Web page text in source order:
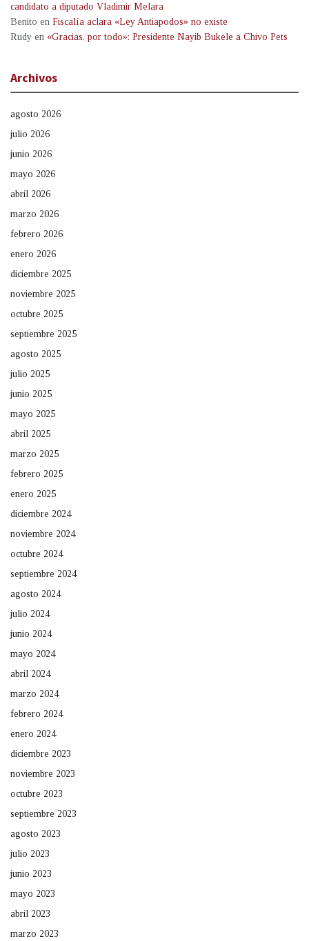
candidato a diputado Vladimir Melara
Benito en Fiscalía aclara «Ley Antiapodos» no existe
Rudy en «Gracias, por todo»: Presidente Nayib Bukele a Chivo Pets
Archivos
agosto 2026
julio 2026
junio 2026
mayo 2026
abril 2026
marzo 2026
febrero 2026
enero 2026
diciembre 2025
noviembre 2025
octubre 2025
septiembre 2025
agosto 2025
julio 2025
junio 2025
mayo 2025
abril 2025
marzo 2025
febrero 2025
enero 2025
diciembre 2024
noviembre 2024
octubre 2024
septiembre 2024
agosto 2024
julio 2024
junio 2024
mayo 2024
abril 2024
marzo 2024
febrero 2024
enero 2024
diciembre 2023
noviembre 2023
octubre 2023
septiembre 2023
agosto 2023
julio 2023
junio 2023
mayo 2023
abril 2023
marzo 2023